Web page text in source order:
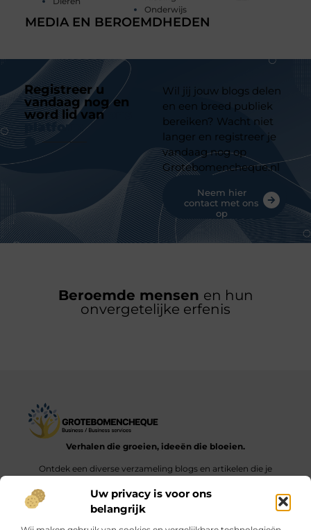
Uw privacy is voor ons
belangrijk
Onderwijs
MEDIA EN BEROEMDHEDEN
Registreer u
vandaag nog en
word lid van
platform
Wil jij jouw blogs delen
en een breed publiek
bereiken? Wacht niet
langer en registreer je
vandaag nog op
Grotebomencheque.nl
Neem hier
contact met ons
op
Beroemde mensen en hun
onvergetelijke erfenis
Verhalen die groeien, ideeën die bloeien.
Ontdek een diverse verzameling blogs en artikelen die je
dagelijks leven.